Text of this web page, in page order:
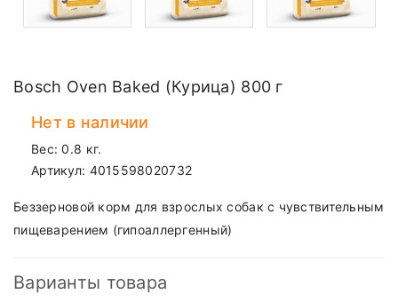
Bosch Oven Baked (Курица) 800 г
Нет в наличии
Вес: 0.8 кг.
Артикул: 4015598020732
Беззерновой корм для взрослых собак с чувствительным
пищеварением (гипоаллергенный)
Варианты товара